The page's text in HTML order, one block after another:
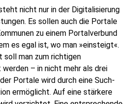
nicht nur in der Digitalisierung
Es sollen auch die Portale
zu einem Portalverbund
es egal ist, wo man »einsteigt«.
soll man zum richtigen
– in nicht mehr als drei
Portale wird durch eine Such-
ermöglicht. Auf eine stärkere